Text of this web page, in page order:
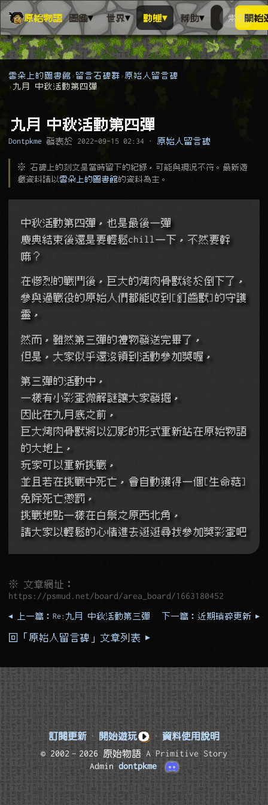
原始物語 圖鑑▾ 世界▾ 動態▾ 幫助▾
搜尋萬物
搜人物、
索引開始
雲朵上的圖書館 留言石碑群
原始人留言碑
九月 中秋活動第四彈
九月 中秋活動第四彈
Dontpkme 發表於 2022-09-15 02:34 · 原始人留言碑
※ 石碑上的刻文是當時留下的紀錄，可能與現況不符。最新遊
戲資料請以 雲朵上的圖書館的資料為主。
中秋活動第四彈，也是最後一彈
慶典結束後還是要輕鬆chill一下，不然要幹
嘛？
在慘烈的戰鬥後，巨大的烤肉骨獸終於倒下了，
參與過戰役的原始人們都能收到[釘齒獸]的守護
靈，
然而，雖然第三彈的禮物發送完畢了，
但是，大家似乎還沒領到活動參加獎喔，
第三彈的活動中，
一樣有小彩蛋微解謎讓大家發掘，
因此在九月底之前，
巨大烤肉骨獸將以幻影的形式重新站在原始物語
的大地上，
玩家可以重新挑戰，
並且若在挑戰中死亡，會自動獲得一個[生命菇]
免除死亡懲罰，
挑戰地點一樣在白鬃之原西北角，
請大家以輕鬆的心情進去逛逛尋找參加獎彩蛋吧
※ 文章網址：
https://psmud.net/board/area_board/1663180452
◂ 上一篇：Re:九月 中秋活動第三彈 下一篇：近期瑣碎更新 ▸
回「原始人留言碑」文章列表 ▸
訂閱更新 · 開始遊玩 · 資料使用說明
© 2002–2026 原始物語 A Primitive Story
Admindontpkme